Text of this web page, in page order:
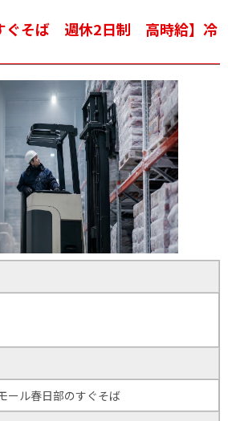
ぐそば 週休2日制 高時給】冷
ール春日部のすぐそば